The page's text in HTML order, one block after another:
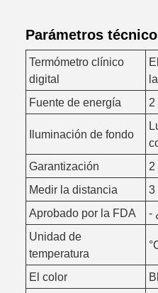
Parámetros
Termómetro clínico
digital
Fuente de energía
2
Iluminación de fondo
Garantización
2
Medir la distancia
3
Aprobado por la FDA
-
Unidad de
temperatura
El color